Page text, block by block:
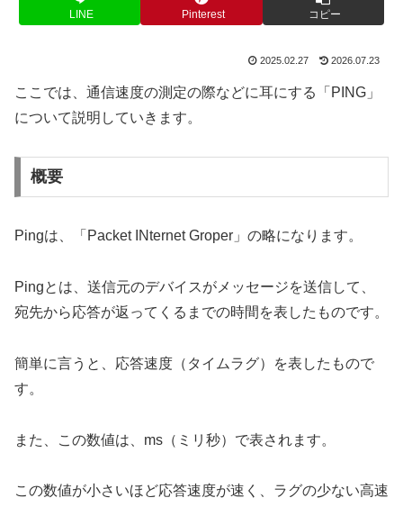
LINE Pinterest コピー
2025.02.27 2026.07.23
ここでは、通信速度の測定の際などに耳にする「PING」
について説明していきます。
概要
Pingは、「Packet INternet Groper」の略になります。
Pingとは、送信元のデバイスがメッセージを送信して、
宛先から応答が返ってくるまでの時間を表したものです。
簡単に言うと、応答速度（タイムラグ）を表したもので
す。
また、この数値は、ms（ミリ秒）で表されます。
この数値が小さいほど応答速度が速く、ラグの少ない高速